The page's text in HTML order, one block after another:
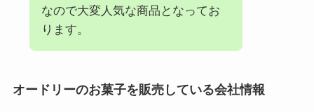
なので大変人気な商品となってお
ります。
オードリーのお菓子を販売している会社情報